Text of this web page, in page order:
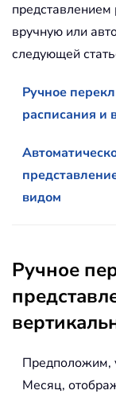
вручную или
следующей
Ручное
расписания и
видом
Ручное
Предположим,
Месяц,